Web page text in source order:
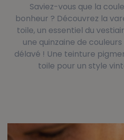
Saviez-vous que la
bonheur ? Découvrez la
toile, un essentiel du
une quinzaine de
délavé ! Une teinture
toile pour un style